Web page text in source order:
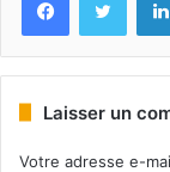
Laisser un
Votre adresse e-